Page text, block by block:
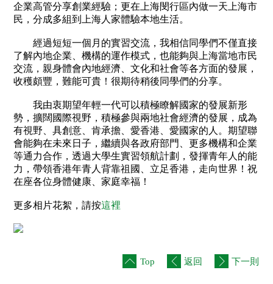
企業高管分享創業經驗；更在上海閔行區內做一天上海市
民，分成多組到上海人家體驗本地生活。
經過短短一個月的實習交流，我相信同學們不僅直接
了解內地企業、機構的運作模式，也能夠與上海當地市民
交流，親身體會內地經濟、文化和社會等各方面的發展，
收穫頗豐，難能可貴！很期待稍後同學們的分享。
我由衷期望年輕一代可以積極瞭解國家的發展新形
勢，擴闊國際視野，積極參與兩地社會經濟的發展，成為
有視野、具創意、肯承擔、愛香港、愛國家的人。期望聯
會能夠在未來日子，繼續與各政府部門、更多機構和企業
等通力合作，透過大學生實習領航計劃，發揮青年人的能
力，帶領香港年青人背靠祖國、立足香港，走向世界！祝
在座各位身體健康、家庭幸福！
更多相片花絮，請按這裡
Top 返回 下一則